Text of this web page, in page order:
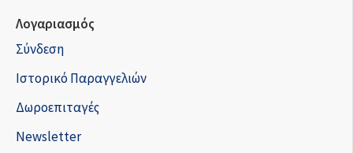
Λογαριασμός
Σύνδεση
Ιστορικό Παραγγελιών
Δωροεπιταγές
Newsletter